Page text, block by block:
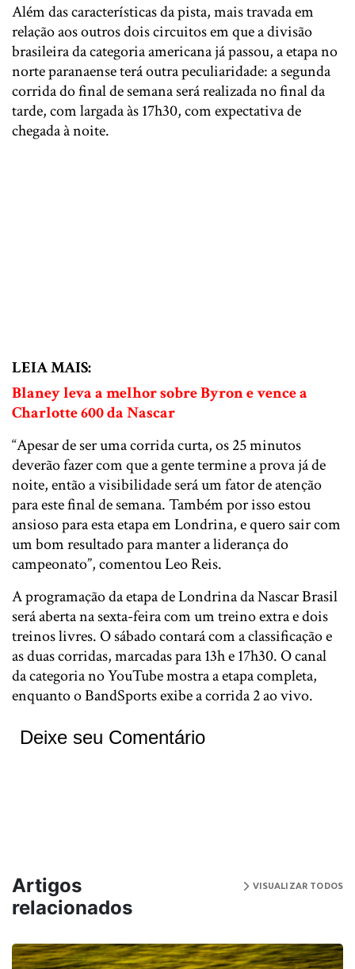
Além das características da pista, mais travada em
relação aos outros dois circuitos em que a divisão
brasileira da categoria americana já passou, a etapa no
norte paranaense terá outra peculiaridade: a segunda
corrida do final de semana será realizada no final da
tarde, com largada às 17h30, com expectativa de
chegada à noite.
LEIA MAIS:
Blaney leva a melhor sobre Byron e vence a
Charlotte 600 da Nascar
“Apesar de ser uma corrida curta, os 25 minutos
deverão fazer com que a gente termine a prova já de
noite, então a visibilidade será um fator de atenção
para este final de semana. Também por isso estou
ansioso para esta etapa em Londrina, e quero sair com
um bom resultado para manter a liderança do
campeonato”, comentou Leo Reis.
A programação da etapa de Londrina da Nascar Brasil
será aberta na sexta-feira com um treino extra e dois
treinos livres. O sábado contará com a classificação e
as duas corridas, marcadas para 13h e 17h30. O canal
da categoria no YouTube mostra a etapa completa,
enquanto o BandSports exibe a corrida 2 ao vivo.
Deixe seu Comentário
Artigos
relacionados
VISUALIZAR TODOS